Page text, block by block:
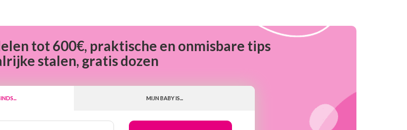
tot 600€, praktische en onmisbare tips
stalen, gratis dozen
MIJN BABY IS...